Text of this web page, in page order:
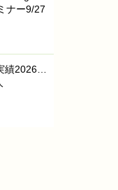
ナー9/27
績2026…